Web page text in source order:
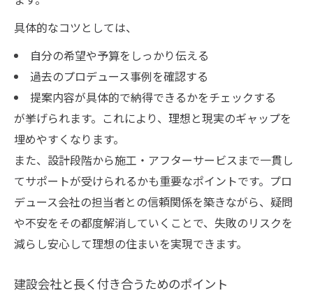
具体的なコツとしては、
自分の希望や予算をしっかり伝える
過去のプロデュース事例を確認する
提案内容が具体的で納得できるかをチェックする
が挙げられます。これにより、理想と現実のギャップを
埋めやすくなります。
また、設計段階から施工・アフターサービスまで一貫し
てサポートが受けられるかも重要なポイントです。プロ
デュース会社の担当者との信頼関係を築きながら、疑問
や不安をその都度解消していくことで、失敗のリスクを
減らし安心して理想の住まいを実現できます。
建設会社と長く付き合うためのポイント